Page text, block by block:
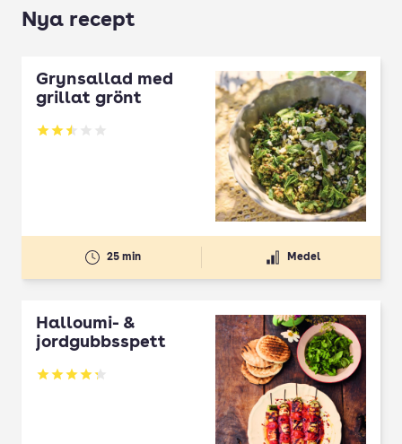
Nya recept
Grynsallad med
grillat grönt
Betyg: 2.5 av 5
25 min Medel
Halloumi- &
jordgubbsspett
Betyg: 4.3 av 5